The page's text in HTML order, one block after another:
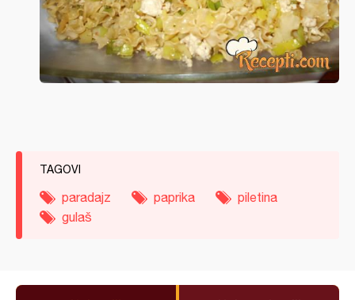
TAGOVI
paradajz paprika
piletina
gulaš